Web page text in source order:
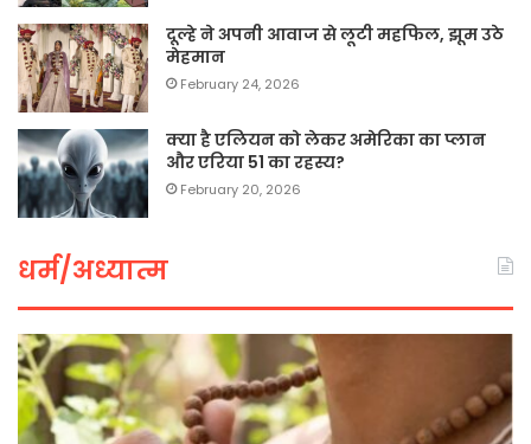
दूल्हे ने अपनी आवाज से लूटी महफिल, झूम उठे
मेहमान
February 24, 2026
क्या है एलियन को लेकर अमेरिका का प्लान
और एरिया 51 का रहस्य?
February 20, 2026
धर्म/अध्यात्म